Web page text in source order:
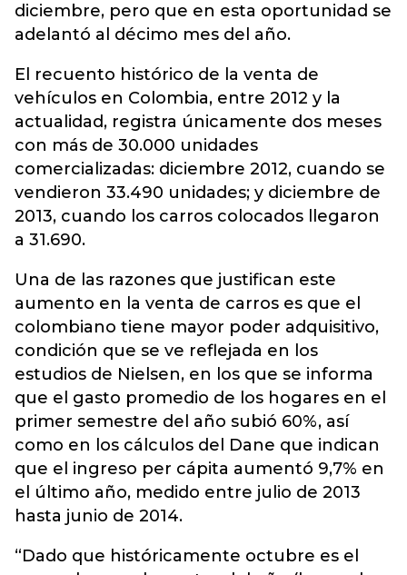
diciembre, pero que en esta oportunidad se
adelantó al décimo mes del año.
El recuento histórico de la venta de
vehículos en Colombia, entre 2012 y la
actualidad, registra únicamente dos meses
con más de 30.000 unidades
comercializadas: diciembre 2012, cuando se
vendieron 33.490 unidades; y diciembre de
2013, cuando los carros colocados llegaron
a 31.690.
Una de las razones que justifican este
aumento en la venta de carros es que el
colombiano tiene mayor poder adquisitivo,
condición que se ve reflejada en los
estudios de Nielsen, en los que se informa
que el gasto promedio de los hogares en el
primer semestre del año subió 60%, así
como en los cálculos del Dane que indican
que el ingreso per cápita aumentó 9,7% en
el último año, medido entre julio de 2013
hasta junio de 2014.
“Dado que históricamente octubre es el